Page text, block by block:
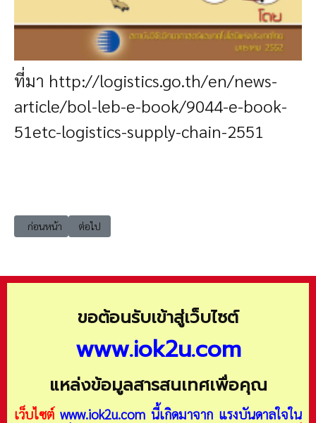
ที่มา http://logistics.go.th/en/news-
article/bol-leb-e-book/9044-e-book-
51etc-logistics-supply-chain-2551
เนื้อหาก่อนหน้า: e-book คู่มือสำหรับผู้สมัครรับเลือกเป็นสมาชิกวุฒิสภา
ก่อนหน้า เนื้อหาถัดไป: e-book งบประมาณฉบับประชาชน ปีงบประมา
ต่อไป
ขอต้อนรับเข้าสู่เว็บไซต์
www.iok2u.com
แหล่งข้อมูลสารสนเทศเพื่อคุณ
เว็บไซต์ www.iok2u.com นี้เกิดมาจาก แรงบันดาลใจใน